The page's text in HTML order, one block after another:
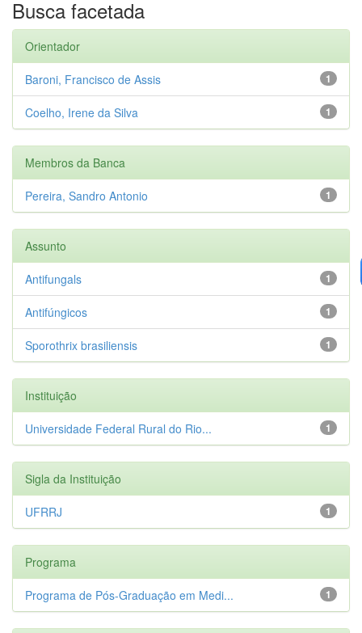
Busca facetada
Orientador
1
Baroni, Francisco de Assis
1
Coelho, Irene da Silva
Membros da Banca
1
Pereira, Sandro Antonio
Assunto
1
Antifungals
1
Antifúngicos
1
Sporothrix brasiliensis
Instituição
1
Universidade Federal Rural do Rio...
Sigla da Instituição
1
UFRRJ
Programa
1
Programa de Pós-Graduação em Medi...